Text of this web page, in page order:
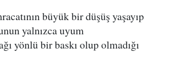
büyük bir düşüş yaşayıp
yalnızca uyum
yönlü bir baskı olup olmadığı